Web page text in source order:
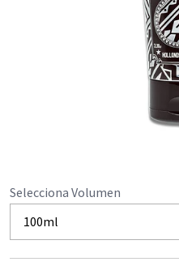
Selecciona Volumen